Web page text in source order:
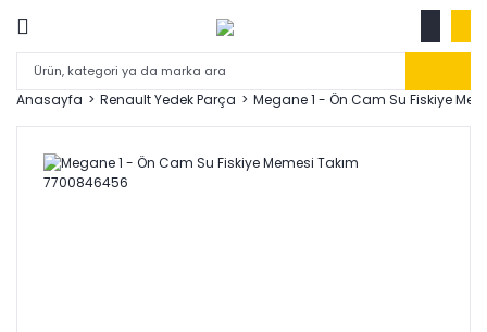
Anasayfa Renault Yedek Parça Megane 1 - Ön Cam Su Fiskiye